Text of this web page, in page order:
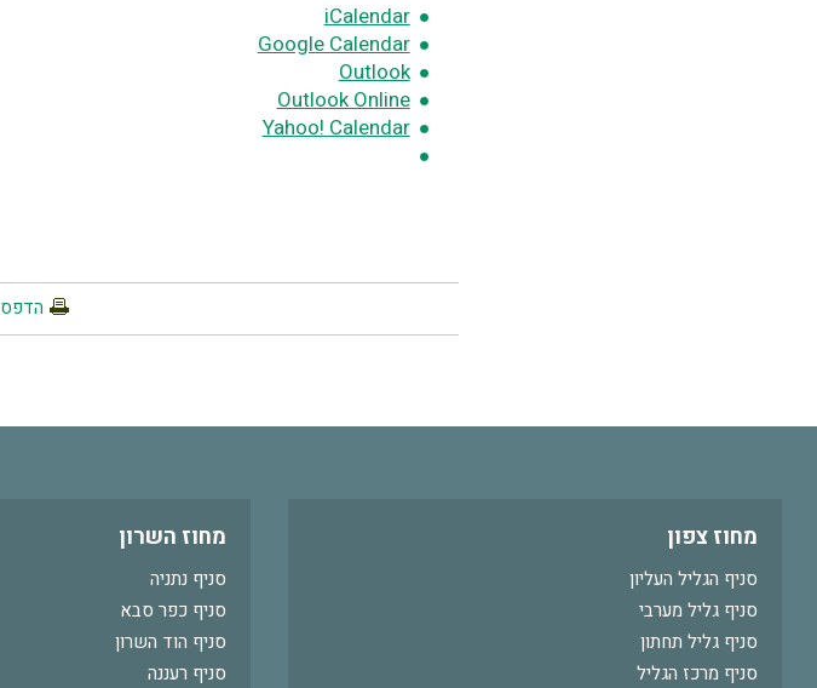
iCalendar
Google Calendar
Outlook
Outlook Online
Yahoo! Calendar
הדפס
מחוז צפון
סניף הגליל העליון
סניף גליל מערבי
סניף גליל תחתון
סניף מרכז הגליל
מחוז השרון
סניף נתניה
סניף כפר סבא
סניף הוד השרון
סניף רעננה